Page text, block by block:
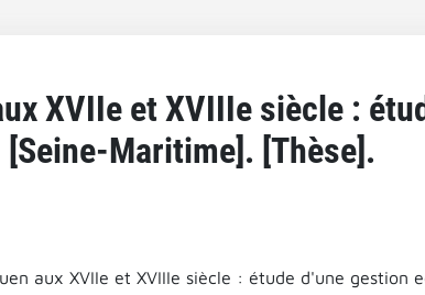
XVIIe et XVIIIe siècle :
Maritime]. [Thèse].
aux XVIIe et XVIIIe siècle : étude d'une gestion